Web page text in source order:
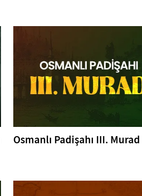
Osmanlı Padişahı III. Murad